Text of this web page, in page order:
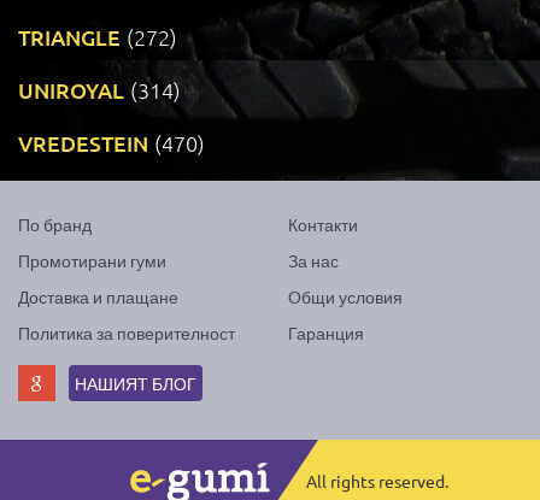
TRIANGLE (272)
UNIROYAL (314)
VREDESTEIN (470)
По бранд
Промотирани гуми
Доставка и плащане
Политика за поверителност
Контакти
За нас
Общи условия
Гаранция
НАШИЯТ БЛОГ
All rights reserved.